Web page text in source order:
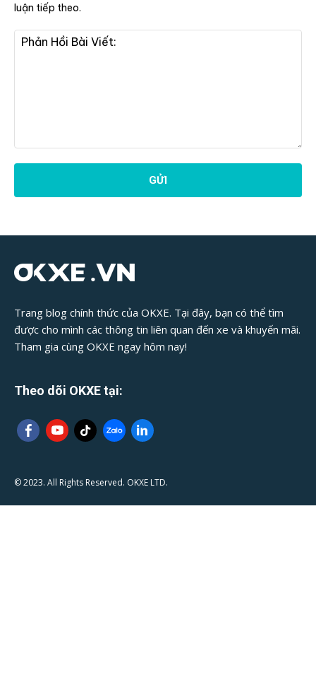
Viết:
luận tiếp theo.
Trang blog chính thức của OKXE. Tại đây, bạn có thể tìm
được cho mình các thông tin liên quan đến xe và khuyến mãi.
Tham gia cùng OKXE ngay hôm nay!
Theo dõi OKXE tại:
© 2023. All Rights Reserved. OKXE LTD.